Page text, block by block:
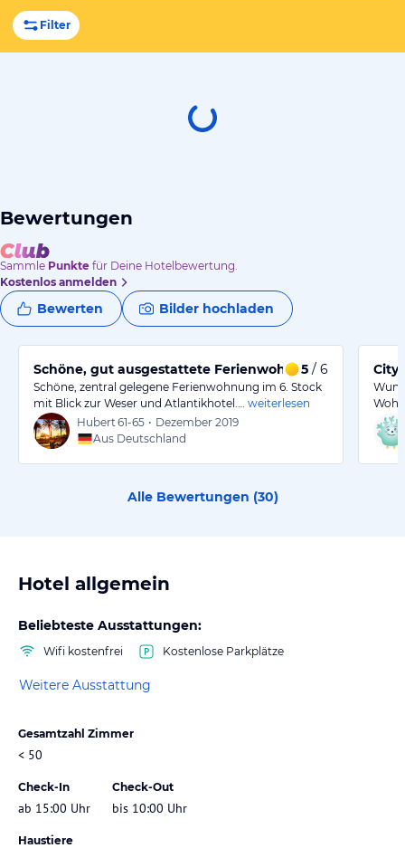
Filter
Bewertungen
Sammle Punkte für Deine Hotelbewertung.
Kostenlos anmelden
Bewerten Bilder hochladen
Schöne, gut ausgestattete Ferienwohnung.
5 / 6
Schöne, zentral gelegene Ferienwohnung im 6. Stock
mit Blick zur Weser und Atlantikhotel.…
weiterlesen
Hubert 61-65 • Dezember 2019
Aus Deutschland
Alle Bewertungen (30)
Hotel allgemein
Beliebteste Ausstattungen:
Wifi kostenfrei Kostenlose Parkplätze
Weitere Ausstattung
Gesamtzahl Zimmer
< 50
Check-In
ab 15:00 Uhr
Check-Out
bis 10:00 Uhr
Haustiere